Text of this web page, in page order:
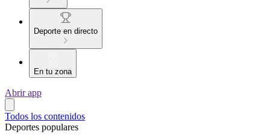
Deporte en directo
En tu zona
Abrir app
Todos los contenidos
Deportes populares